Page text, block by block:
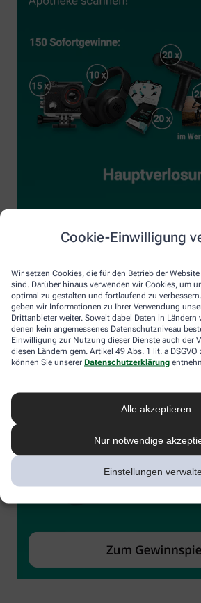
Cookie-Einwilligung
Wir setzen Cookies, die für den Betrieb der
sind. Darüber hinaus verwenden wir Cookies, um
optimal zu gestalten und fortlaufend zu
geben wir Informationen zu Ihrer Verwendung
Drittanbieter weiter. Soweit dabei Daten in Ländern
denen kein angemessenes Datenschutzniveau
Einwilligung zur Nutzung dieser Dienste auch der
diesen Ländern gem. Artikel 49 Abs. 1 lit. a
können Sie unserer Datenschutzerklärung
Alle akzeptieren
Nur notwendige
Einstellungen